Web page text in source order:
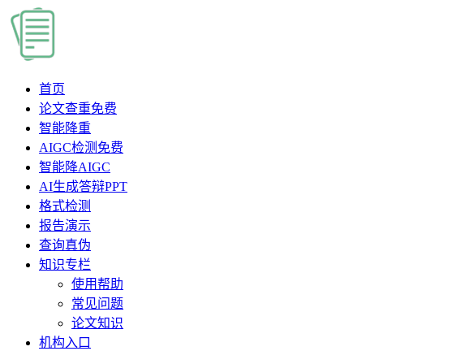
首页
论文查重免费
智能降重
AIGC检测 免费
智能降AIGC
AI生成答辩PPT
格式检测
报告演示
查询真伪
知识专栏
使用帮助
常见问题
论文知识
机构入口